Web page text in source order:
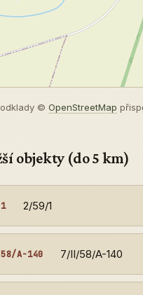
© OpenStreetMap
objekty (do 5 km)
2/59/1
A-140 7/II/58/A-140